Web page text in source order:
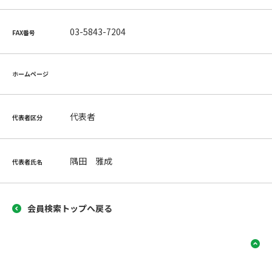
FAX番号 03-5843-7204
ホームページ
代表者区分 代表者
代表者氏名 隅田 雅成
会員検索トップへ戻る